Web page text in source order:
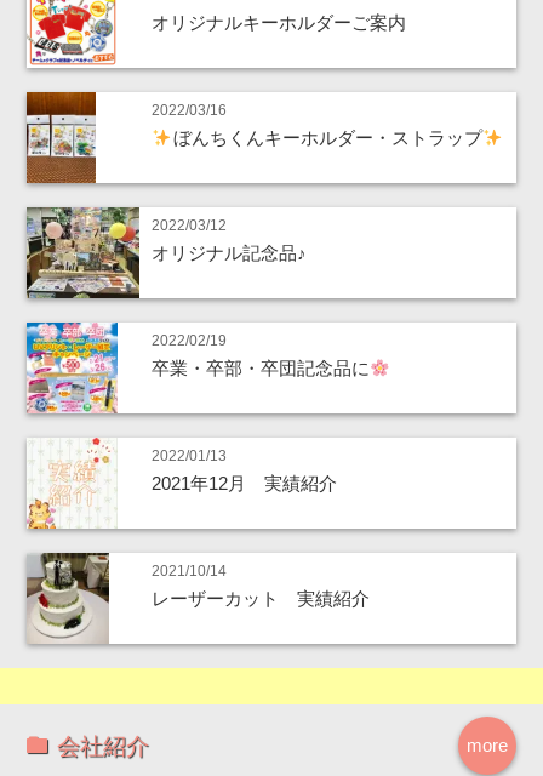
オリジナルキーホルダーご案内
2022/03/16
ぼんちくんキーホルダー・ストラップ
2022/03/12
オリジナル記念品♪
2022/02/19
卒業・卒部・卒団記念品に
2022/01/13
2021年12月 実績紹介
2021/10/14
レーザーカット 実績紹介
more
会社紹介